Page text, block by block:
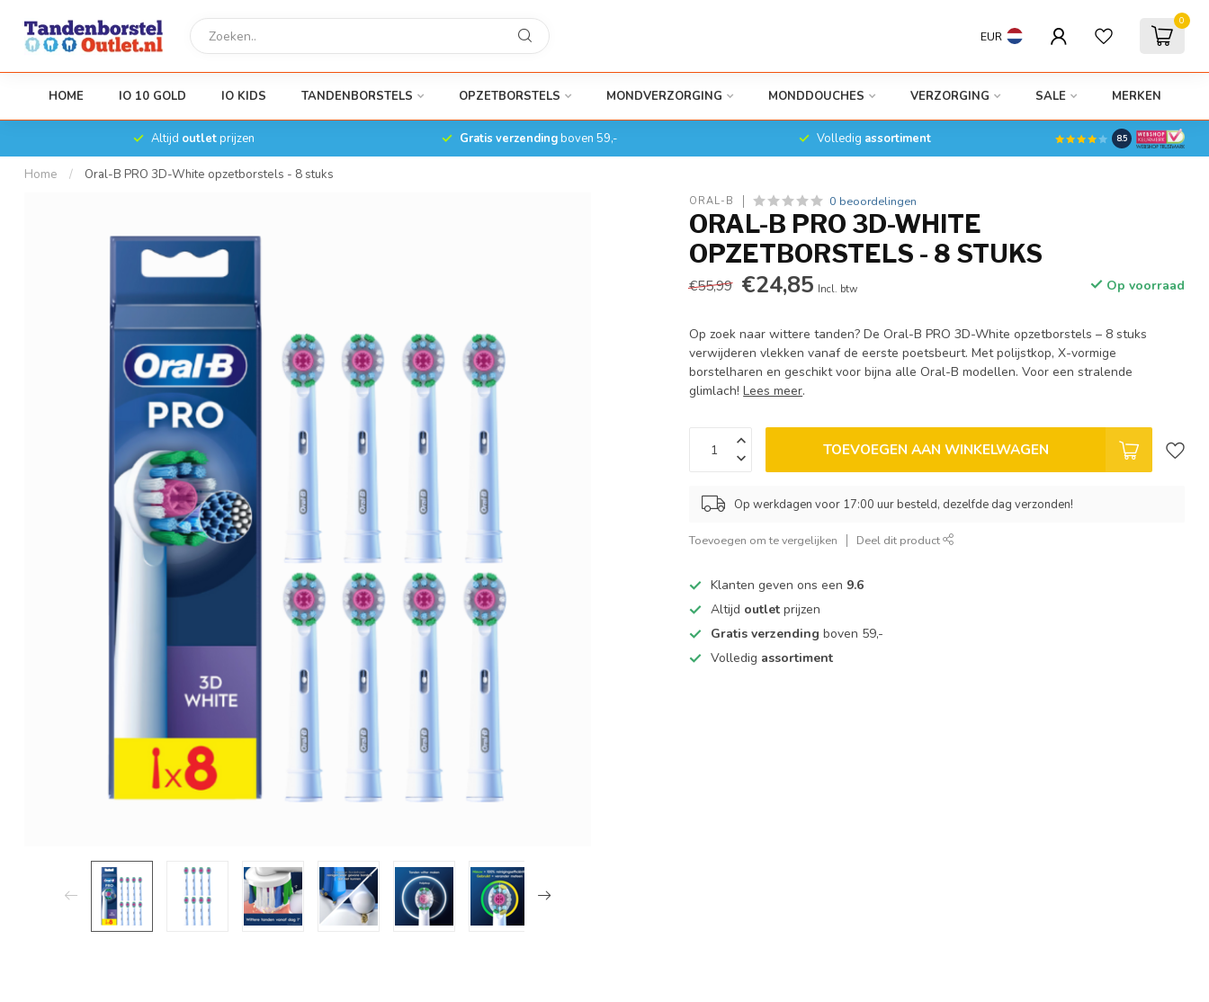
EUR
0
HOME IO 10 GOLD IO KIDS TANDENBORSTELS OPZETBORSTELS MONDVERZORGING MONDDOUCHES VERZORGING SALE MERKEN
Altijd outletprijzen Gratis verzendingboven 59,- Volledig assortiment 8.5
Home / Oral-B PRO 3D-White opzetborstels - 8 stuks
ORAL-B 0 beoordelingen
ORAL-B PRO 3D-WHITE
OPZETBORSTELS - 8 STUKS
€55,99 €24,85 Incl. btw Op voorraad
Op zoek naar wittere tanden? De Oral-B PRO 3D-White opzetborstels – 8 stuks
verwijderen vlekken vanaf de eerste poetsbeurt. Met polijstkop, X-vormige
borstelharen en geschikt voor bijna alle Oral-B modellen. Voor een stralende
glimlach!Lees meer.
TOEVOEGEN AAN WINKELWAGEN
Op werkdagen voor 17:00 uur besteld, dezelfde dag verzonden!
Toevoegen om te vergelijken Deel dit product
Klanten geven ons een 9.6
Altijd outlet prijzen
Gratis verzending boven 59,-
Volledig assortiment